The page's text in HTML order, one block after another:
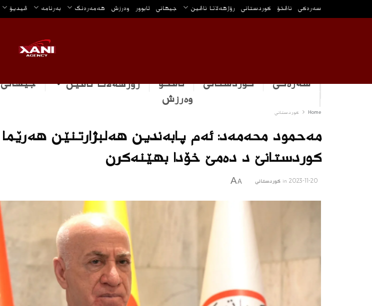
سه‌ره‌كی ناڤخۆ كوردستانى رۆژهه‌لاتا ناڤین جیهانی ئابوور وه‌رزش هه‌مه‌ره‌نگ بەرنامە ڤیدیۆ
سەرەکی كوردستانى ناڤخۆ رۆژهه‌لاتا ناڤین جیهانی
وه‌رزش
Home كوردستانى
مەحمود محەمەد: ئەم پابەندین هەلبژارتنێن هەرێما
كوردستانێ د دەمێ خۆدا بهێنەكرن
2023-11-20
in كوردستانى A
A